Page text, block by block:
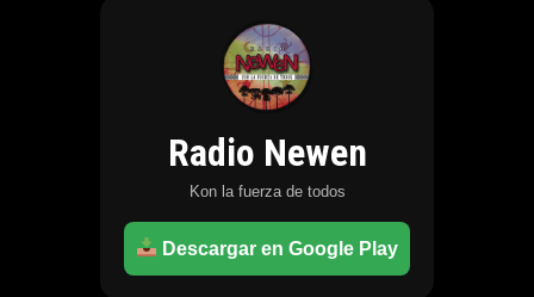
Radio Newen
Kon la fuerza de todos
Descargar en Google Play